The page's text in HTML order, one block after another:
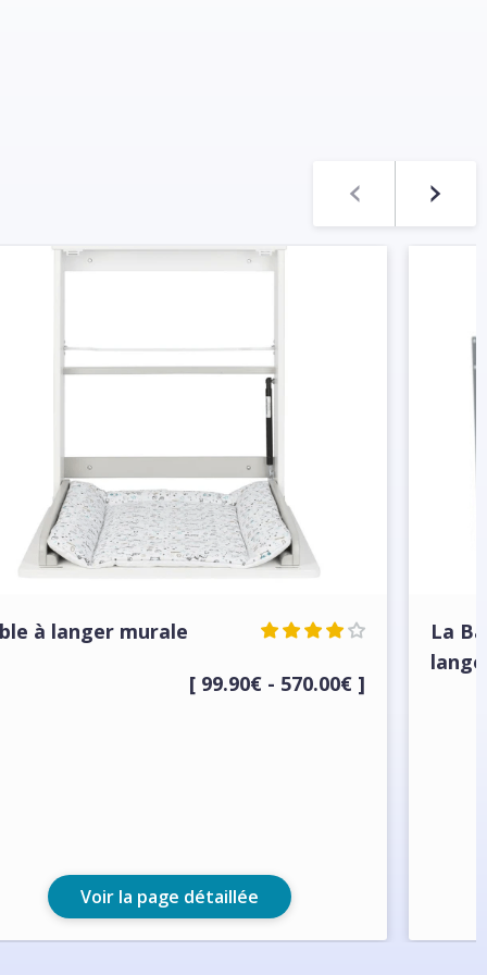
à langer murale
[ 99.90€ - 570.00€ ]
Voir la page détaillée
La